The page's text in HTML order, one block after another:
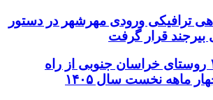
ترافیکی ورودی مهرشهر در دستور
بیرجند قرار گرفت
بهره‌مندی ۱۱ روستای خراسان جنوبی از راه
ماهه نخست سال ۱۴۰۵